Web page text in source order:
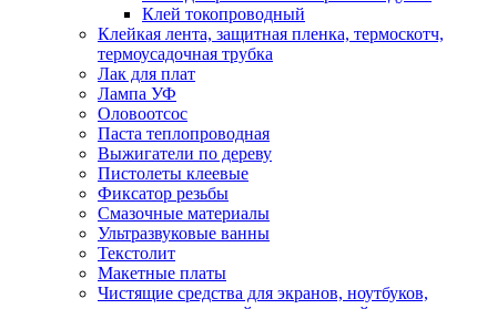
Клей токопроводный
Клейкая лента, защитная пленка, термоскотч,
термоусадочная трубка
Лак для плат
Лампа УФ
Оловоотсос
Паста теплопроводная
Выжигатели по дереву
Пистолеты клеевые
Фиксатор резьбы
Смазочные материалы
Ультразвуковые ванны
Текстолит
Макетные платы
Чистящие средства для экранов, ноутбуков,